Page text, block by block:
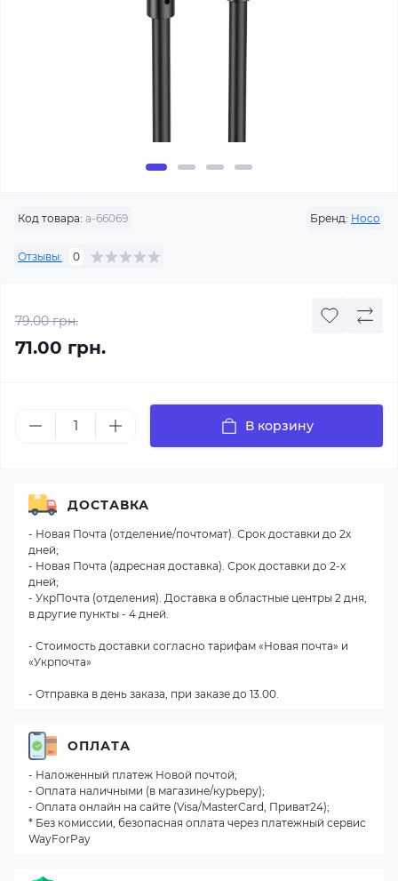
Код товара: a-66069 Бренд: Hoco
Отзывы: 0
79.00 грн.
71.00 грн.
В корзину
ДОСТАВКА
- Новая Почта (отделение/почтомат). Срок доставки до 2х
дней;
- Новая Почта (адресная доставка). Срок доставки до 2-х
дней;
- УкрПочта (отделения). Доставка в областные центры 2 дня,
в другие пункты - 4 дней.
- Стоимость доставки согласно тарифам «Новая почта» и
«Укрпочта»
- Отправка в день заказа, при заказе до 13.00.
ОПЛАТА
- Наложенный платеж Новой почтой;
- Оплата наличными (в магазине/курьеру);
- Оплата онлайн на сайте (Visa/MasterCard, Приват24);
* Без комиссии, безопасная оплата через платежный сервис
WayForPay